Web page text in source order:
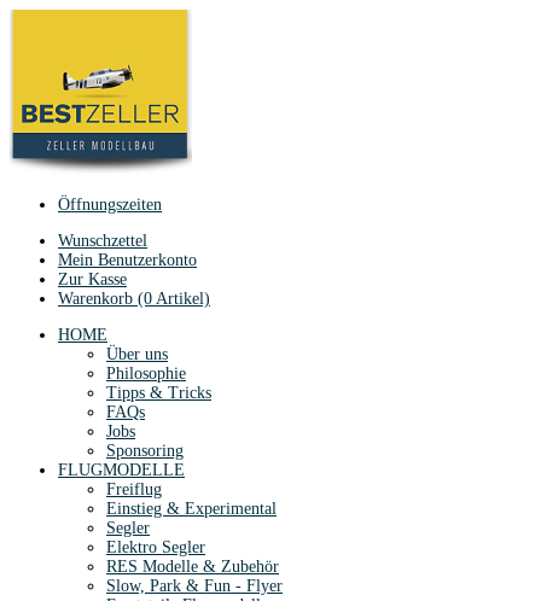
Öffnungszeiten
Wunschzettel
Mein Benutzerkonto
Zur Kasse
Warenkorb (0 Artikel)
HOME
Über uns
Philosophie
Tipps & Tricks
FAQs
Jobs
Sponsoring
FLUGMODELLE
Freiflug
Einstieg & Experimental
Segler
Elektro Segler
RES Modelle & Zubehör
Slow, Park & Fun - Flyer